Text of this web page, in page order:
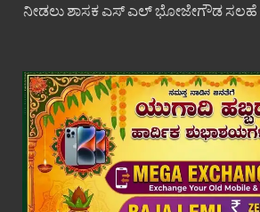
ನೀಡಲು ಶಾಸಕ ಎಸ್ ಎಲ್ ಭೋಜೇಗೌಡ ಸಲಹೆ